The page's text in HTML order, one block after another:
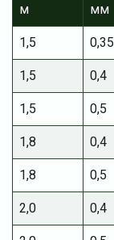
м
мм
1,5 0,35
1,5 0,4
1,5 0,5
1,8 0,4
1,8 0,5
2,0 0,4